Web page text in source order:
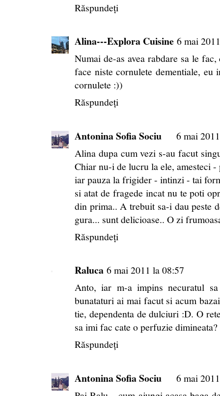
Răspundeți
Alina---Explora Cuisine 6 mai
Numai de-as avea rabdare sa le
face niste cornulete dementiale,
cornulete :))
Răspundeți
Antonina Sofia Sociu
6 mai
Alina dupa cum vezi s-au facut
Chiar nu-i de lucru la ele, amesteci
iar pauza la frigider - intinzi - tai
si atat de fragede incat nu te poti
din prima.. A trebuit sa-i dau peste
gura... sunt delicioase.. O zi
Răspundeți
Raluca 6 mai 2011 la 08:57
Anto, iar m-a impins necuratul
bunataturi ai mai facut si acum
tie, dependenta de dulciuri :D. O
sa imi fac cate o perfuzie dimineata?
Răspundeți
Antonina Sofia Sociu
6 mai